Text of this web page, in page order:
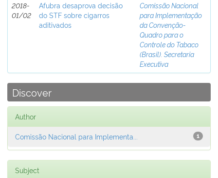
2018-
01/02
Afubra desaprova decisão
do STF sobre cigarros
aditivados
Comissão Nacional
para Implementação
da Convenção-
Quadro para o
Controle do Tabaco
(Brasil). Secretaria
Executiva
Discover
Author
1
Comissão Nacional para Implementa...
Subject